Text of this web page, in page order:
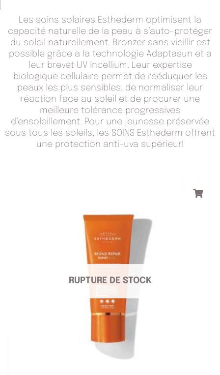
Les soins solaires Esthederm optimisent la
capacité naturelle de la peau à s’auto-protéger
du soleil naturellement. Bronzer sans vieillir est
possible grâce a la technologie Adaptasun et a
leur brevet UV incellium. Leur expertise
biologique cellulaire permet de rééduquer les
peaux les plus sensibles, de normaliser leur
réaction face au soleil et de procurer une
meilleure tolérance progressives
d’ensoleillement. Pour une jeunesse préservée
sous tous les soleils, les SOINS Esthederm offrent
une protection anti-uva supérieur!
RUPTURE DE STOCK